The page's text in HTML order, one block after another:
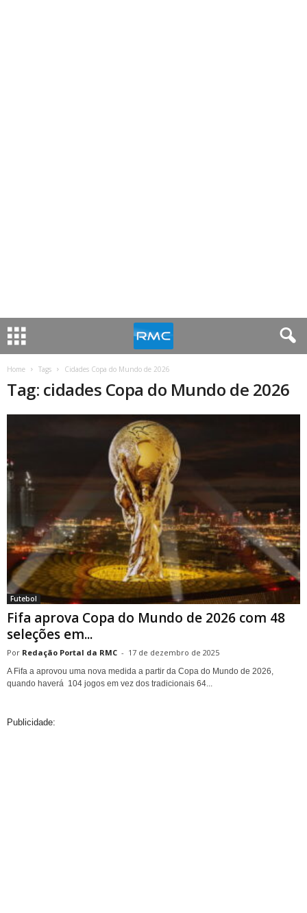
Home Tags Cidades Copa do Mundo de 2026
Tag: cidades Copa do Mundo de 2026
Futebol
Fifa aprova Copa do Mundo de 2026 com 48
seleções em...
Redação Portal da RMC - 17 de dezembro de 2025
A Fifa a aprovou uma nova medida a partir da Copa do Mundo de 2026,
quando haverá 104 jogos em vez dos tradicionais 64...
Publicidade: